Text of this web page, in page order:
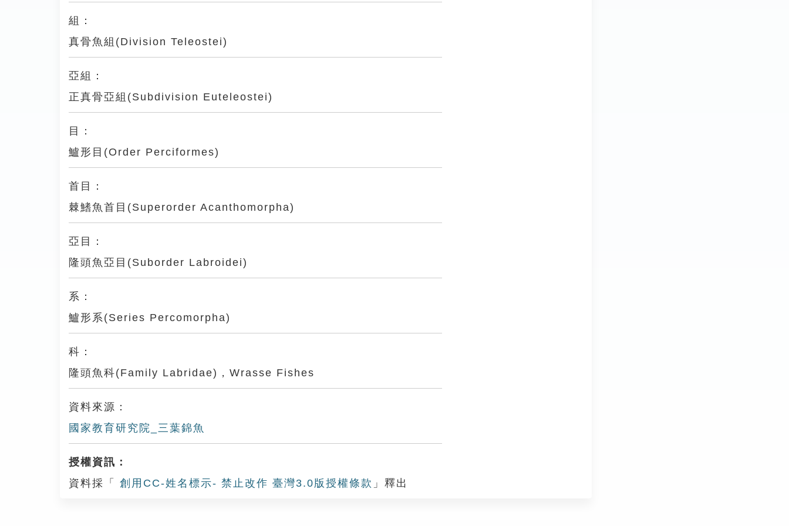
組：
真骨魚組(Division Teleostei)
亞組：
正真骨亞組(Subdivision Euteleostei)
目：
鱸形目(Order Perciformes)
首目：
棘鰭魚首目(Superorder Acanthomorpha)
亞目：
隆頭魚亞目(Suborder Labroidei)
系：
鱸形系(Series Percomorpha)
科：
隆頭魚科(Family Labridae)，Wrasse Fishes
資料來源：
國家教育研究院_三葉錦魚
授權資訊：
資料採「
創用CC-姓名標示- 禁止改作 臺灣3.0版授權條款 」釋出